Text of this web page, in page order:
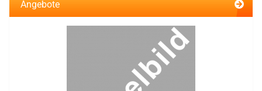
Angebote